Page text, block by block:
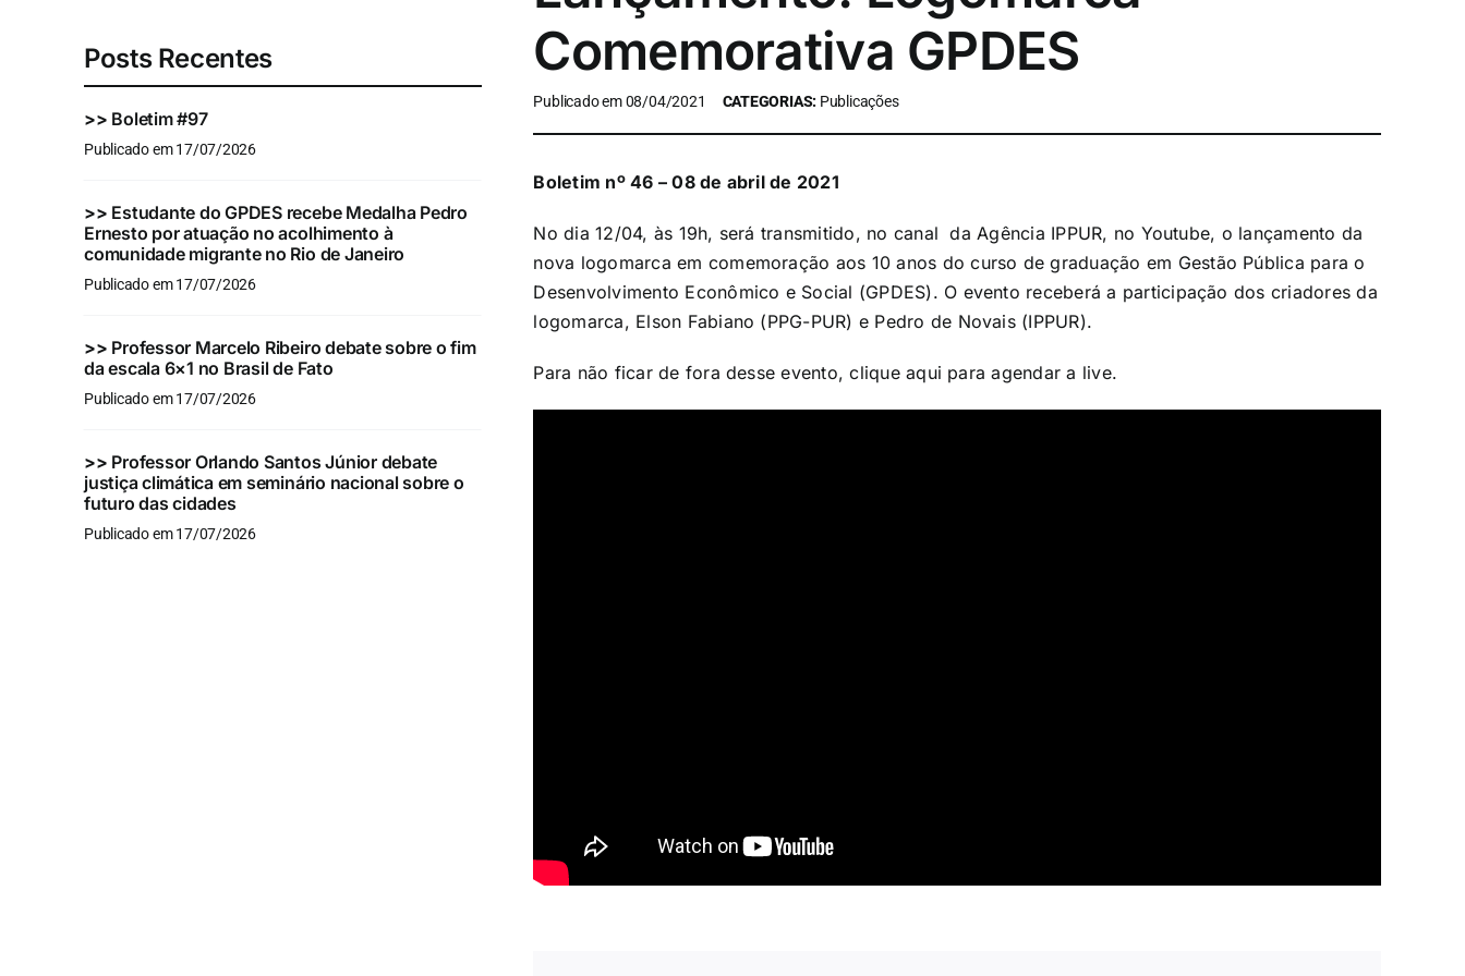
Posts Recentes
>> Boletim #97
Publicado em 17/07/2026
>> Estudante do GPDES recebe Medalha Pedro
Ernesto por atuação no acolhimento à
comunidade migrante no Rio de Janeiro
Publicado em 17/07/2026
>> Professor Marcelo Ribeiro debate sobre o fim
da escala 6×1 no Brasil de Fato
Publicado em 17/07/2026
>> Professor Orlando Santos Júnior debate
justiça climática em seminário nacional sobre o
futuro das cidades
Publicado em 17/07/2026
Comemorativa GPDES
Publicado em 08/04/2021 CATEGORIAS: Publicações
Boletim nº 46 – 08 de abril de 2021
No dia 12/04, às 19h, será transmitido, no canal da Agência IPPUR, no Youtube, o lançamento da
nova logomarca em comemoração aos 10 anos do curso de graduação em Gestão Pública para o
Desenvolvimento Econômico e Social (GPDES). O evento receberá a participação dos criadores da
logomarca, Elson Fabiano (PPG-PUR) e Pedro de Novais (IPPUR).
Para não ficar de fora desse evento, cliqueaqui para agendar a live.